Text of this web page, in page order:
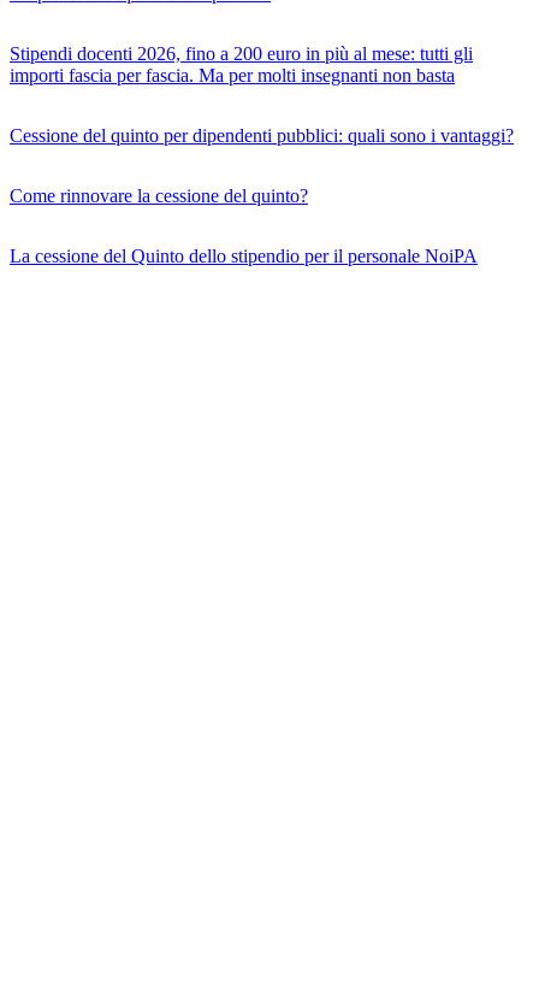
Stipendi docenti 2026, fino a 200 euro in più al mese: tutti gli
importi fascia per fascia. Ma per molti insegnanti non basta
Cessione del quinto per dipendenti pubblici: quali sono i vantaggi?
Come rinnovare la cessione del quinto?
La cessione del Quinto dello stipendio per il personale NoiPA